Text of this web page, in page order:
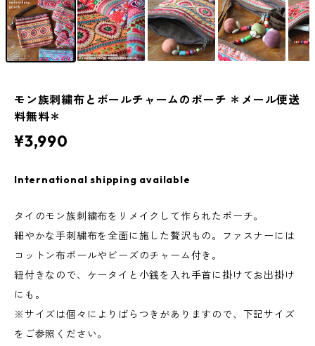
モン族刺繍布とボールチャームのポーチ ＊メール便送
料無料＊
¥3,990
International shipping available
タイのモン族刺繍布をリメイクして作られたポーチ。
細やかな手刺繍布を全面に施した贅沢もの。ファスナーには
コットン布ボールやビーズのチャーム付き。
紐付きなので、ケータイと小銭を入れ手首に掛けてお出掛け
にも。
※サイズは個々によりばらつきがありますので、下記サイズ
をご参照ください。